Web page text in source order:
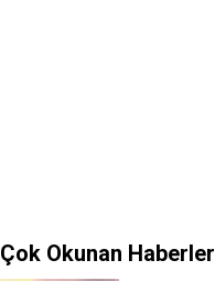
Çok Okunan Haberler